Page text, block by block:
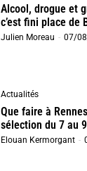
Alcool, drogue et
c’est fini place de
Julien Moreau - 07/
Actualités
Que faire à
sélection du 7 au
Elouan Kermorgant -